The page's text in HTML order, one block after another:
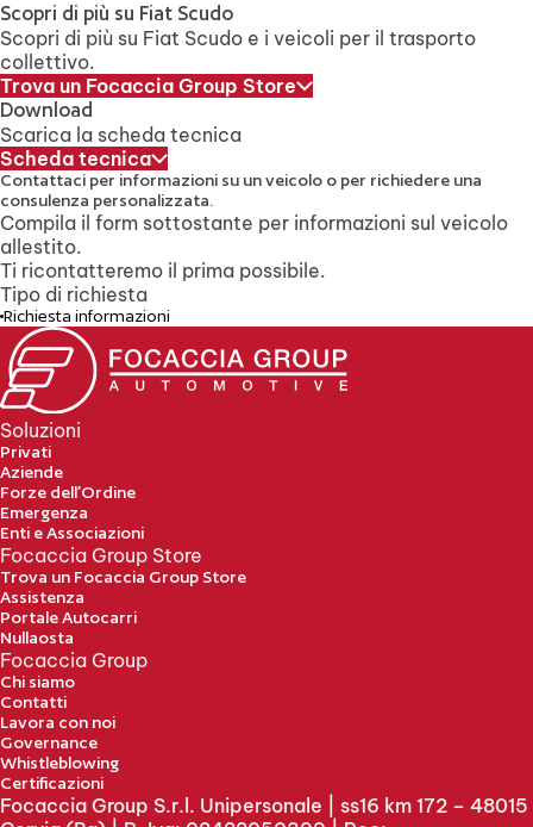
Scopri di più su Fiat Scudo
Scopri di più su Fiat Scudo e i veicoli per il trasporto
collettivo.
Trova un Focaccia Group Store
Download
Scarica la scheda tecnica
Scheda tecnica
Contattaci per informazioni su un veicolo o per richiedere una
consulenza personalizzata.
Compila il form sottostante per informazioni sul veicolo
allestito.
Ti ricontatteremo il prima possibile.
Tipo di richiesta
Richiesta informazioni
Soluzioni
Privati
Aziende
Forze dell’Ordine
Emergenza
Enti e Associazioni
Focaccia Group Store
Trova un Focaccia Group Store
Assistenza
Portale Autocarri
Nullaosta
Focaccia Group
Chi siamo
Contatti
Lavora con noi
Governance
Whistleblowing
Certificazioni
Focaccia Group S.r.l. Unipersonale | ss16 km 172 – 48015